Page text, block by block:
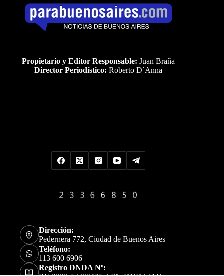
Propietario y Editor Responsable: Juan Braña
Director Periodístico: Roberto D´Anna
Dirección:
Pedernera 772, Ciudad de Buenos Aires
Teléfono:
113 600 6906
Registro DNDA Nº: